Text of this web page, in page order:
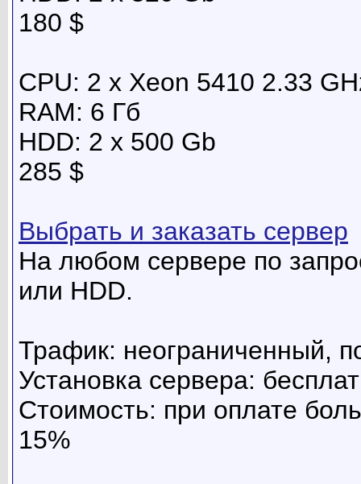
180 $
CPU: 2 x Xeon 5410 2.33
RAM: 6 Гб
HDD: 2 x 500 Gb
285 $
Выбрать и заказать сервер
На любом сервере по
или HDD.
Трафик: неограниченный,
Установка сервера:
Стоимость: при оплате
15%